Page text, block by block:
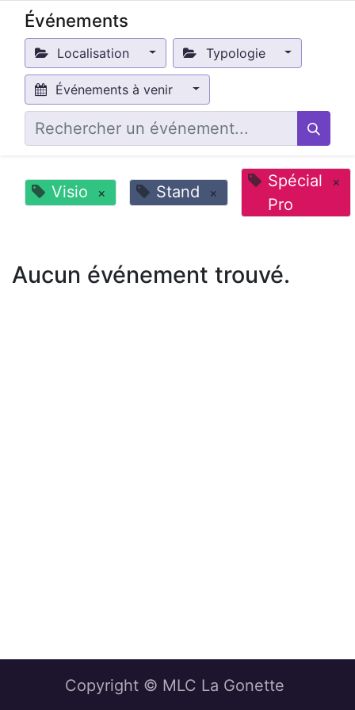
Événements
Localisation Typologie
Événements à venir
Visio × Stand ×
Spécial
Pro
×
Aucun événement trouvé.
Copyright © MLC La Gonette